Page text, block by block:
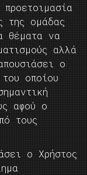
της ομάδας
θέματα να
αλλά
ο
οποίου
αφού ο
τους
ο Χρήστος